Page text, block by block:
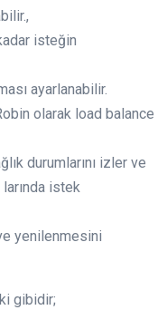
isteğin
ayarlanabilir.
olarak load balance
durumlarını izler ve
istek
yenilenmesini
gibidir;